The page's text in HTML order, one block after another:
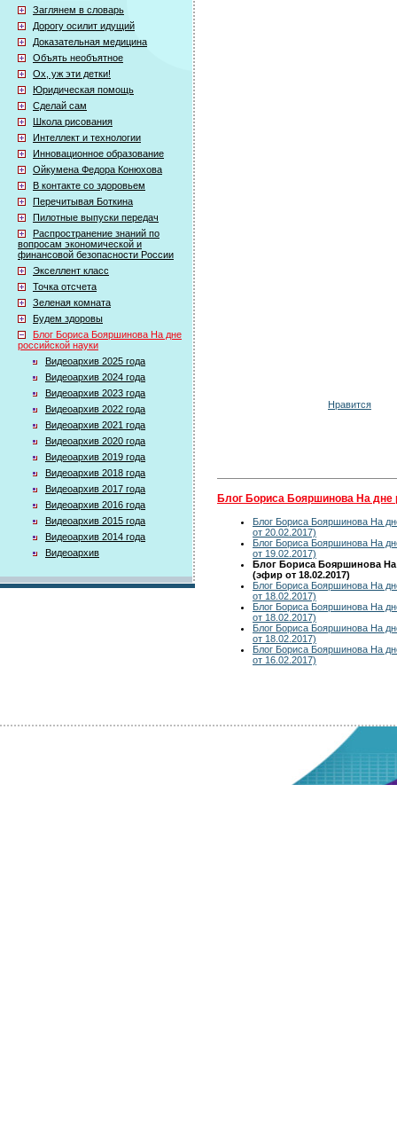
Заглянем в словарь
Дорогу осилит идущий
Доказательная медицина
Объять необъятное
Ох, уж эти детки!
Юридическая помощь
Сделай сам
Школа рисования
Интеллект и технологии
Инновационное образование
Ойкумена Федора Конюхова
В контакте со здоровьем
Перечитывая Боткина
Пилотные выпуски передач
Распространение знаний по
вопросам экономической и
финансовой безопасности России
Экселлент класс
Точка отсчета
Зеленая комната
Будем здоровы
Блог Бориса Бояршинова На дне
российской науки
Видеоархив 2025 года
Видеоархив 2024 года
Видеоархив 2023 года
Видеоархив 2022 года
Видеоархив 2021 года
Видеоархив 2020 года
Видеоархив 2019 года
Видеоархив 2018 года
Видеоархив 2017 года
Видеоархив 2016 года
Видеоархив 2015 года
Видеоархив 2014 года
Видеоархив
Нравится
Блог Бориса Бояршинова На дне
Блог Бориса Бояршинова На
от 20.02.2017)
Блог Бориса Бояршинова На
от 19.02.2017)
Блог Бориса Бояршинова На
(эфир от 18.02.2017)
Блог Бориса Бояршинова На
от 18.02.2017)
Блог Бориса Бояршинова На
от 18.02.2017)
Блог Бориса Бояршинова На
от 18.02.2017)
Блог Бориса Бояршинова На
от 16.02.2017)